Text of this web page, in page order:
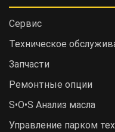
Сервис
Техническое
Запчасти
Ремонтные опции
S•O•S Анализ масла
Управление парком